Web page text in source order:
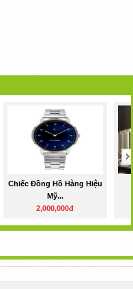
Chiếc Đồng Hồ Hàng Hiệu
Mỹ...
2,000,000đ